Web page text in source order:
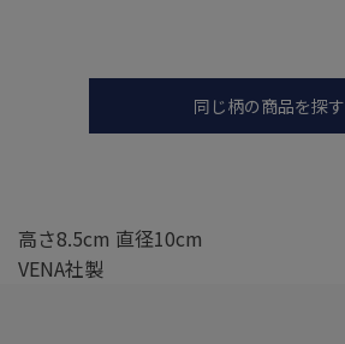
同じ柄の商品を探す
高さ8.5cm 直径10cm
VENA社製